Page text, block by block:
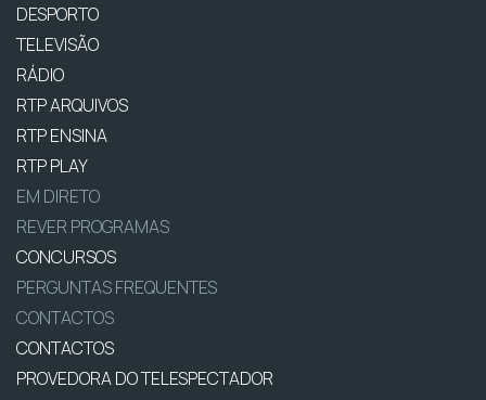
DESPORTO
TELEVISÃO
RÁDIO
RTP ARQUIVOS
RTP ENSINA
RTP PLAY
EM DIRETO
REVER PROGRAMAS
CONCURSOS
PERGUNTAS FREQUENTES
CONTACTOS
CONTACTOS
PROVEDORA DO TELESPECTADOR